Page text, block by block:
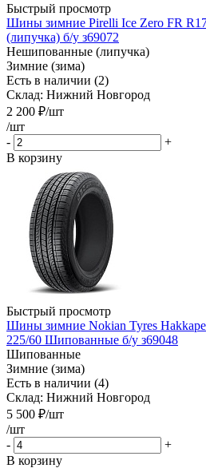
Быстрый просмотр
Шины зимние Pirelli Ice Zero FR
(липучка) б/у з69072
Нешипованные (липучка)
Зимние (зима)
Есть в наличии (2)
Склад: Нижний Новгород
2 200 ₽/шт
/шт
-
+
В корзину
Быстрый просмотр
Шины зимние Nokian Tyres
225/60 Шипованные б/у з69048
Шипованные
Зимние (зима)
Есть в наличии (4)
Склад: Нижний Новгород
5 500 ₽/шт
/шт
-
+
В корзину